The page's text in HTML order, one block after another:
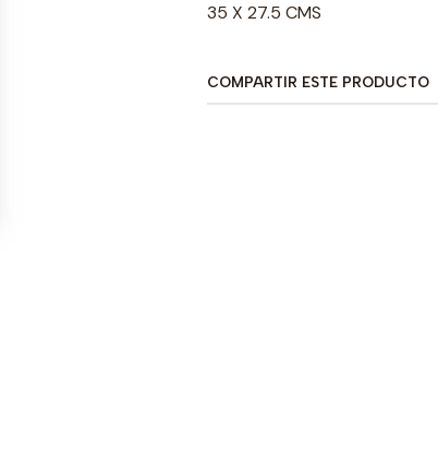
35 X 27.5 CMS
COMPARTIR ESTE PRODUCTO